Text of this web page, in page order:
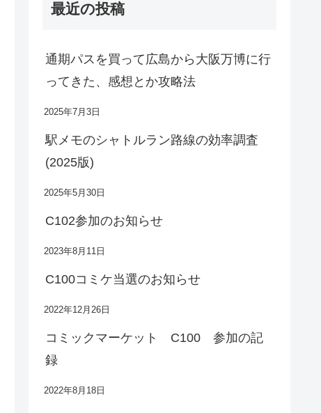
最近の投稿
通期パスを買って広島から大阪万博に行
ってきた、感想とか攻略法
2025年7月3日
駅メモのシャトルラン路線の効率調査
(2025版)
2025年5月30日
C102参加のお知らせ
2023年8月11日
C100コミケ当選のお知らせ
2022年12月26日
コミックマーケット C100 参加の記
録
2022年8月18日